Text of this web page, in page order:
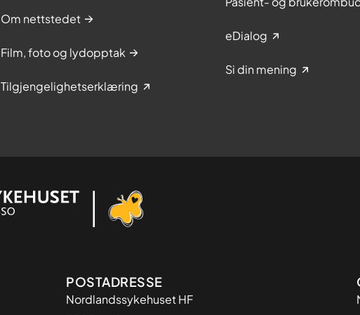
Om nettstedet
Film, foto og lydopptak
Tilgjengelighetserklæring
eDialog
Si din mening
Adresse
POSTADRESSE
Nordlandssykehuset HF